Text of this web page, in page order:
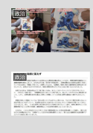
政治
政治